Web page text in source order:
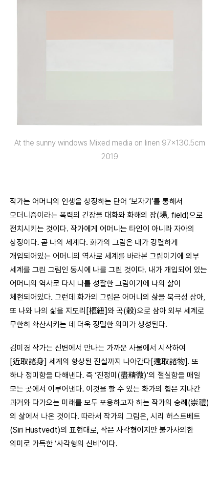
At the sunny windows Mixed media on linen 97×130.5cm
2019
작가는 어머니의 인생을 상징하는 단어 ‘보자기’를 통해서
모더니즘이라는 폭력의 긴장을 대화와 화해의 장(場, field)으로
전치시키는 것이다. 작가에게 어머니는 타인이 아니라 자아의
상징이다. 곧 나의 세계다. 화가의 그림은 내가 강렬하게
개입되어있는 어머니의 역사로 세계를 바라본 그림이기에 외부
세계를 그린 그림인 동시에 나를 그린 것이다. 내가 개입되어 있는
어머니의 역사로 다시 나를 성찰한 그림이기에 나의 삶이
체현되어있다. 그런데 화가의 그림은 어머니의 삶을 북극성 삼아,
또 나와 나의 삶을 지도리[樞紐]와 곡(穀)으로 삼아 외부 세계로
무한히 확산시키는 데 더욱 정밀한 의미가 생성된다.
김미경 작가는 신변에서 만나는 가까운 사물에서 시작하여
[近取諸身] 세계의 항상된 진실까지 나아간다[遠取諸物]. 또
하나 정미함을 다해낸다. 즉 ‘진정미(盡精微)’의 절실함을 매일
모든 곳에서 이루어낸다. 이것을 할 수 있는 화가의 힘은 지나간
과거와 다가오는 미래를 모두 포용하고자 하는 작가의 숭례(崇禮)
의 삶에서 나온 것이다. 따라서 작가의 그림은, 시리 허스트베트
(Siri Hustvedt)의 표현대로, 작은 사각형이지만 불가사의한
의미로 가득한 ‘사각형의 신비’이다.